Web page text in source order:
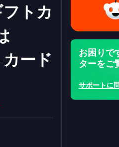
トカ
ード
お困りで
ターをご
サポートに